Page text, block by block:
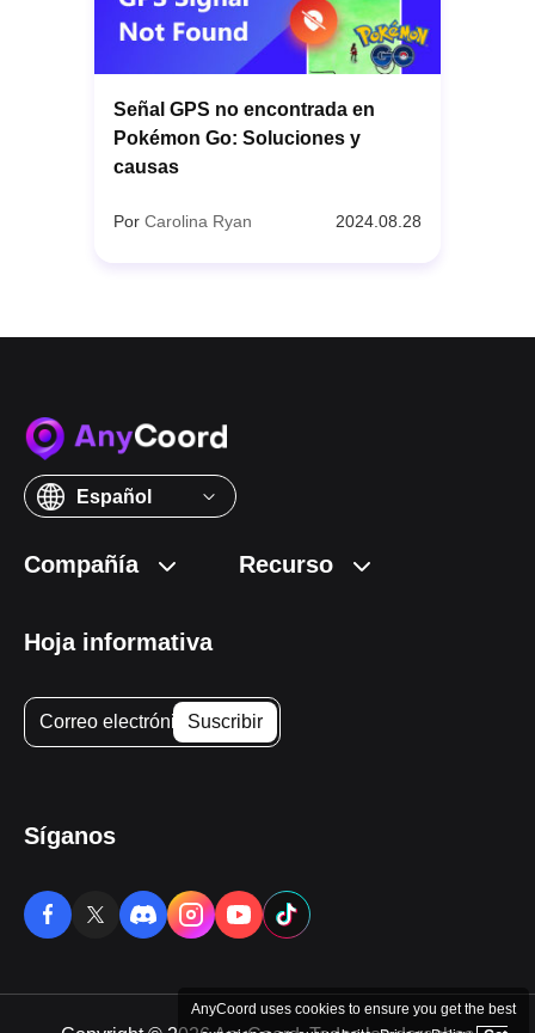
Señal GPS no encontrada en
Pokémon Go: Soluciones y
causas
Por Carolina Ryan 2024.08.28
Español
Compañía Recurso
Hoja informativa
Síganos
AnyCoord uses cookies to ensure you get the best